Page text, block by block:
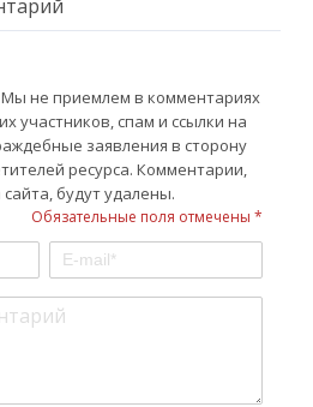
не приемлем в комментариях
участников, спам и ссылки на
заявления в сторону
ресурса. Комментарии,
будут удалены.
Обязательные поля отмечены *